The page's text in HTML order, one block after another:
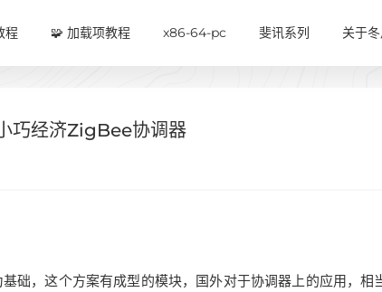
程 🧩 加载项教程 x86-64-pc 斐讯系列 关于
巧经济ZigBee协调器
础，这个方案有成型的模块，国外对于协调器上的应用，相